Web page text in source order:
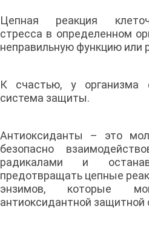
Цепная реакция
стресса в определенном
неправильную функцию или
К счастью, у организма
система защиты.
Антиоксиданты – это
безопасно
радикалами и
предотвращать цепные
энзимов, которые
антиоксидантной защитной